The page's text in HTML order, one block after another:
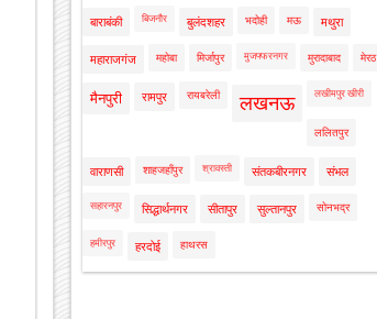
बाराबंकी बिजनौर बुलंदशहर भदोही मऊ मथुरा
महाराजगंज महोबा मिर्जापुर मुजफ्फरनगर मुरादाबाद मेरठ
मैनपुरी रामपुर रायबरेली लखनऊ लखीमपुर खीरी
ललितपुर
वाराणसी शाहजहाँपुर श्रावस्ती संतकबीरनगर संभल
सहारनपुर सिद्धार्थनगर सीतापुर सुल्तानपुर सोनभद्र
हमीरपुर हरदोई हाथरस